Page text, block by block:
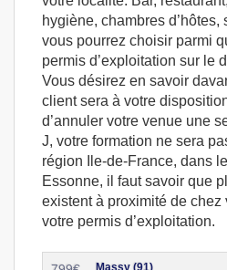
hygiène, chambres
vous pourrez choisir parmi
permis d’exploitation sur le
Vous désirez en savoir
client sera à votre
d’annuler votre venue une
J, votre formation ne sera
région Ile-de-France, dans
Essonne, il faut savoir que
existent à proximité de chez
votre permis d’exploitation.
Massy (91)